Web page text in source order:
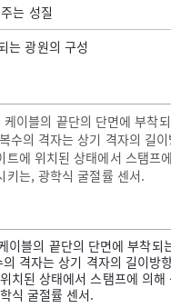
는 성질
는 광원의 구성
이블의 끝단의 단면에 부
의 격자는 상기 격자의 길
에 위치된 상태에서 스탬
키는, 광학식 굴절률 센서.
블의 끝단의 단면에 부착
격자는 상기 격자의 길이
치된 상태에서 스탬프에 의
식 굴절률 센서.